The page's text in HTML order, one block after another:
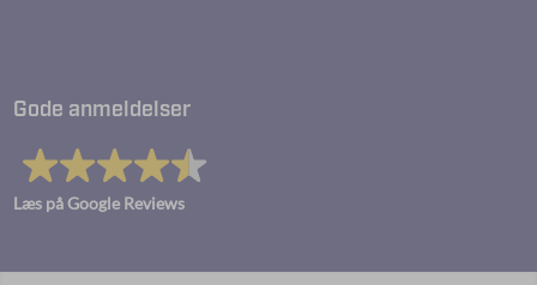
Gode anmeldelser
Læs på Google Reviews